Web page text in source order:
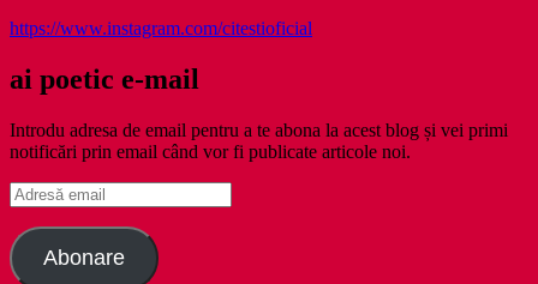
https://www.instagram.com/citestioficial
ai poetic e-mail
Introdu adresa de email pentru a te abona la acest blog și vei primi
notificări prin email când vor fi publicate articole noi.
Adresă
email
Abonare